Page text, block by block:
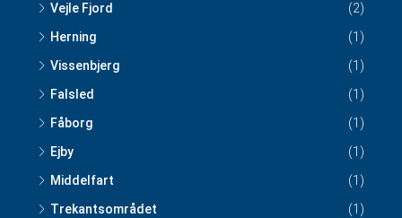
Vejle Fjord
(2)
Herning
(1)
Vissenbjerg
(1)
Falsled
(1)
Fåborg
(1)
Ejby
(1)
Middelfart
(1)
Trekantsområdet
(1)